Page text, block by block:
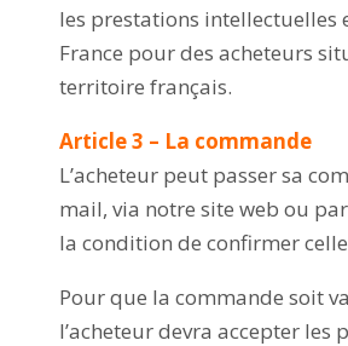
les prestations intellectuelles
France pour des acheteurs
territoire français.
Article 3 – La commande
L’acheteur peut passer sa
mail, via notre site web ou
la condition de confirmer
Pour que la commande soit
l’acheteur devra accepter les